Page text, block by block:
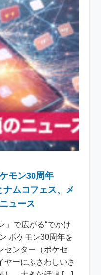
モン30周年
ムコフェス、メ
ュース
」で広がる“でかけ
ポケモン30周年を
センター（ポケセ
ヤーにふさわしいさ